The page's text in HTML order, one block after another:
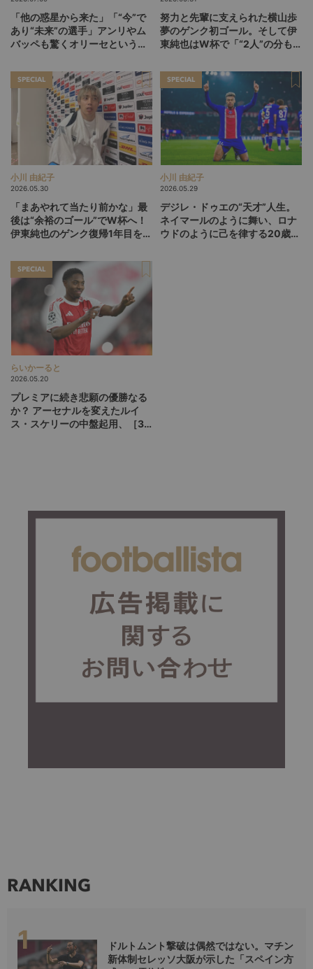
「他の惑星から来た」「“今”で
あり“未来”の選手」アンリやム
バッペも驚くオリーセというフ
努力と先輩に支えられた横山歩
夢のゲンク初ゴール。そして伊
東純也はW杯で「“2人”の分も頑
SPECIAL
小川 由紀子
2026.05.30
「まあやれて当たり前かな」最
後は“余裕のゴール”でW杯へ！
伊東純也のゲンク復帰1年目を総
SPECIAL
小川 由紀子
2026.05.29
デジレ・ドゥエの“天才”人生。
ネイマールのように舞い、ロナ
ウドのように己を律する20歳
SPECIAL
らいかーると
2026.05.20
プレミアに続き悲願の優勝なる
か？ アーセナルを変えたルイ
ス・スケリーの中盤起用、［3-
RANKING
ドルトムント撃破は偶然ではない。マチン
新体制セレッソ大阪が示した「スペイン方